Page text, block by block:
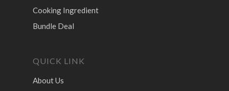
Cooking Ingredient
Bundle Deal
QUICK LINK
About Us